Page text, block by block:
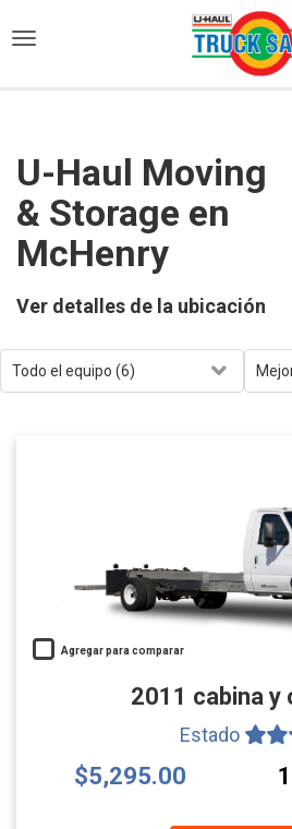
U-Haul Moving
& Storage en
McHenry
Ver detalles de la ubicación
Agregar para comparar
2011 cabina y
Estado
$5,295.00